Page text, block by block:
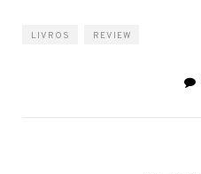
LIVROS REVIEW